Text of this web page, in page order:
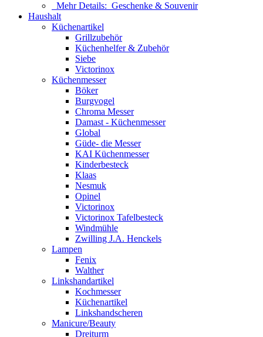
Mehr Details: Geschenke & Souvenir
Haushalt
Küchenartikel
Grillzubehör
Küchenhelfer & Zubehör
Siebe
Victorinox
Küchenmesser
Böker
Burgvogel
Chroma Messer
Damast - Küchenmesser
Global
Güde- die Messer
KAI Küchenmesser
Kinderbesteck
Klaas
Nesmuk
Opinel
Victorinox
Victorinox Tafelbesteck
Windmühle
Zwilling J.A. Henckels
Lampen
Fenix
Walther
Linkshandartikel
Kochmesser
Küchenartikel
Linkshandscheren
Manicure/Beauty
Dreiturm